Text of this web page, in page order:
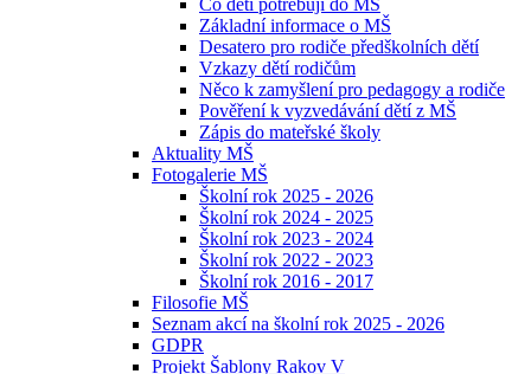
Co děti potřebují do MŠ
Základní informace o MŠ
Desatero pro rodiče předškolních dětí
Vzkazy dětí rodičům
Něco k zamyšlení pro pedagogy a rodiče
Pověření k vyzvedávání dětí z MŠ
Zápis do mateřské školy
Aktuality MŠ
Fotogalerie MŠ
Školní rok 2025 - 2026
Školní rok 2024 - 2025
Školní rok 2023 - 2024
Školní rok 2022 - 2023
Školní rok 2016 - 2017
Filosofie MŠ
Seznam akcí na školní rok 2025 - 2026
GDPR
Projekt Šablony Rakov V